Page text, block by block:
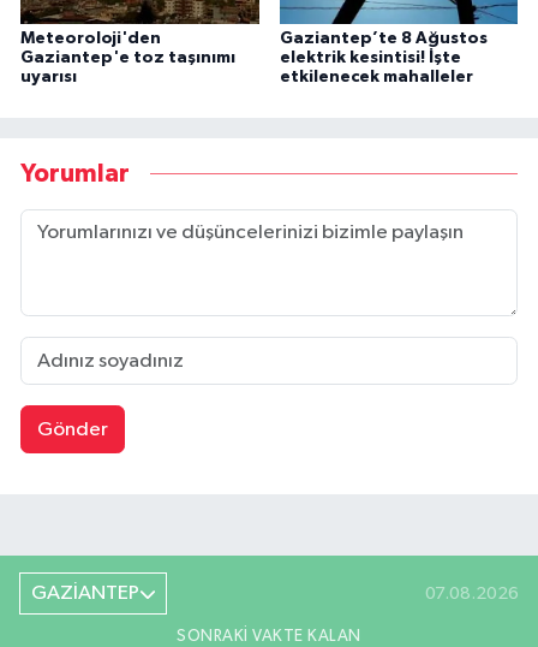
Meteoroloji'den
Gaziantep'e toz taşınımı
uyarısı
Gaziantep’te 8 Ağustos
elektrik kesintisi! İşte
etkilenecek mahalleler
Yorumlar
Gönder
GAZİANTEP 07.08.2026
SONRAKI VAKTE KALAN